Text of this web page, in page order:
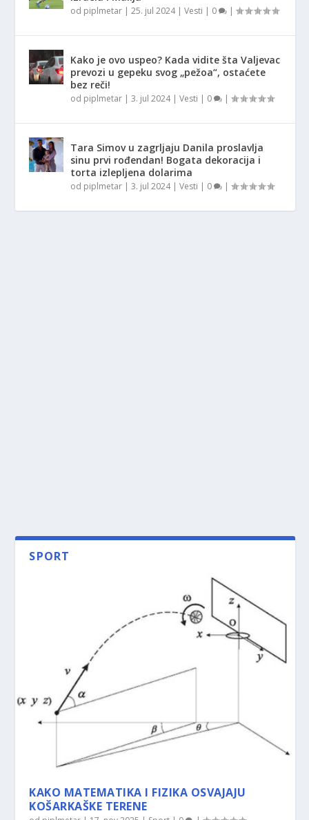
od piplmetar |25. jul 2024|Vesti | 0 |
Kako je ovo uspeo? Kada vidite šta Valjevac
prevozi u gepeku svog „pežoa“, ostaćete
bez reči!
od piplmetar |3. jul 2024|Vesti | 0 |
Tara Simov u zagrljaju Danila proslavlja
sinu prvi rođendan! Bogata dekoracija i
torta izlepljena dolarima
od piplmetar |3. jul 2024|Vesti | 0 |
SPORT
KAKO MATEMATIKA I FIZIKA OSVAJAJU
KOŠARKAŠKE TERENE